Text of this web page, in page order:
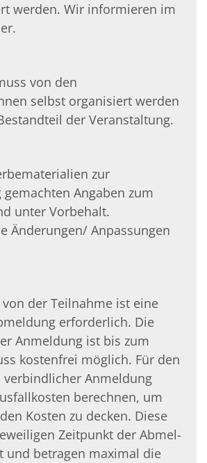
werden. Wir informieren im
von den
selbst organisiert werden
der Veranstaltung.
zur
Angaben zum
unter Vorbehalt.
Änderungen/ Anpassungen
von der Teilnahme ist eine
erforderlich. Die
Anmeldung ist bis zum
kostenfrei möglich. Für den
verbindlicher Anmeldung
berechnen, um
Kosten zu decken. Diese
Zeitpunkt der Abmel­
und betragen maximal die